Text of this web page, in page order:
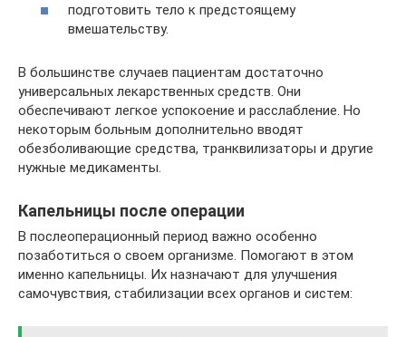
подготовить тело к предстоящему
вмешательству.
В большинстве случаев пациентам достаточно
универсальных лекарственных средств. Они
обеспечивают легкое успокоение и расслабление. Но
некоторым больным дополнительно вводят
обезболивающие средства, транквилизаторы и другие
нужные медикаменты.
Капельницы после операции
В послеоперационный период важно особенно
позаботиться о своем организме. Помогают в этом
именно капельницы. Их назначают для улучшения
самочувствия, стабилизации всех органов и систем: